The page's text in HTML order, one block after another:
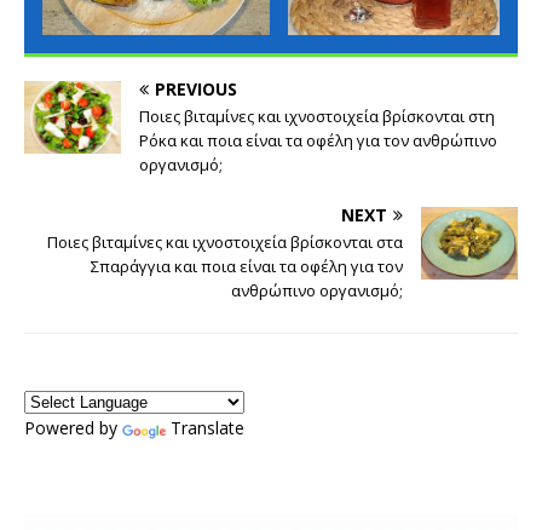
PREVIOUS
Ποιες βιταμίνες και ιχνοστοιχεία βρίσκονται στη
Ρόκα και ποια είναι τα οφέλη για τον ανθρώπινο
οργανισμό;
NEXT
Ποιες βιταμίνες και ιχνοστοιχεία βρίσκονται στα
Σπαράγγια και ποια είναι τα οφέλη για τον
ανθρώπινο οργανισμό;
Powered by Translate